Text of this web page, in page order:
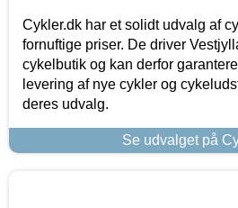
Cykler.dk har et solidt udvalg af
fornuftige priser. De driver
cykelbutik og kan derfor
levering af nye cykler og
deres udvalg.
Se udvalget på